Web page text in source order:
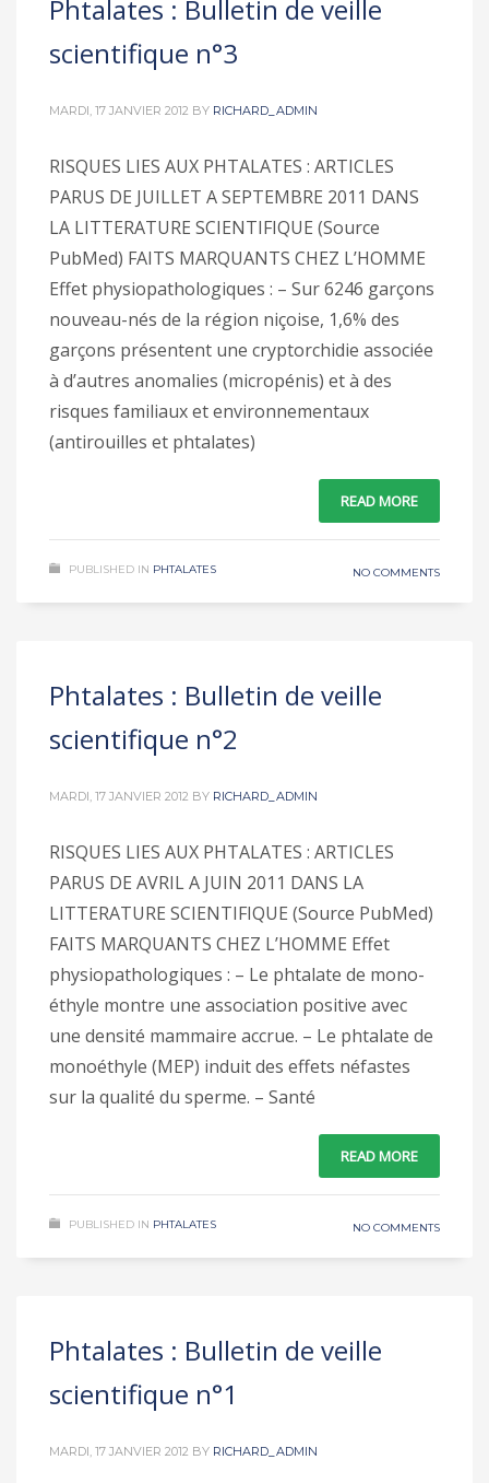
Phtalates : Bulletin de veille
scientifique n°3
MARDI, 17 JANVIER 2012 BY RICHARD_ADMIN
RISQUES LIES AUX PHTALATES : ARTICLES
PARUS DE JUILLET A SEPTEMBRE 2011 DANS
LA LITTERATURE SCIENTIFIQUE (Source
PubMed) FAITS MARQUANTS CHEZ L’HOMME
Effet physiopathologiques : – Sur 6246 garçons
nouveau-nés de la région niçoise, 1,6% des
garçons présentent une cryptorchidie associée
à d’autres anomalies (micropénis) et à des
risques familiaux et environnementaux
(antirouilles et phtalates)
READ MORE
PUBLISHED IN PHTALATES NO COMMENTS
Phtalates : Bulletin de veille
scientifique n°2
MARDI, 17 JANVIER 2012 BY RICHARD_ADMIN
RISQUES LIES AUX PHTALATES : ARTICLES
PARUS DE AVRIL A JUIN 2011 DANS LA
LITTERATURE SCIENTIFIQUE (Source PubMed)
FAITS MARQUANTS CHEZ L’HOMME Effet
physiopathologiques : – Le phtalate de mono-
éthyle montre une association positive avec
une densité mammaire accrue. – Le phtalate de
monoéthyle (MEP) induit des effets néfastes
sur la qualité du sperme. – Santé
READ MORE
PUBLISHED IN PHTALATES NO COMMENTS
Phtalates : Bulletin de veille
scientifique n°1
MARDI, 17 JANVIER 2012 BY RICHARD_ADMIN